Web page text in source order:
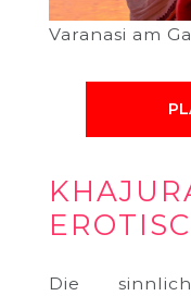
Varanasi am
Die